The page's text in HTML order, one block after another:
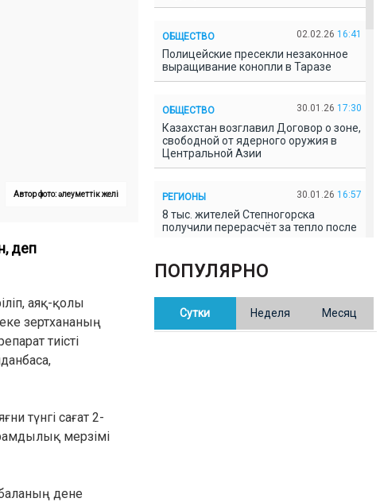
Автор фото: әлеуметтік желі
деп
аяқ-қолы
зертхананың
тиісті
түнгі сағат 2-
мерзімі
дене
ОБЩЕСТВО 02.02.26 16:41
Полицейские пресекли незаконное
выращивание конопли в Таразе
ОБЩЕСТВО 30.01.26 17:30
Казахстан возглавил Договор о зоне,
свободной от ядерного оружия в
Центральной Азии
РЕГИОНЫ 30.01.26 16:57
8 тыс. жителей Степногорска
получили перерасчёт за тепло после
В Казахстане готовят новую
редакцию Конституции: меняется
ПОПУЛЯРНО
Сутки Неделя Месяц